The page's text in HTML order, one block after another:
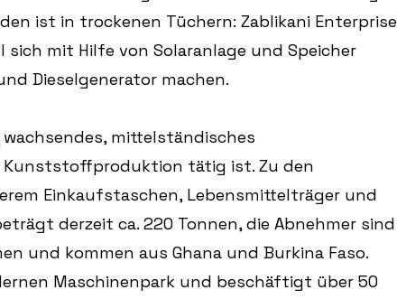
ist in trockenen Tüchern: Zablikani Enterprise
sich mit Hilfe von Solaranlage und Speicher
Dieselgenerator machen.
mittelständisches
Kunststoffproduktion tätig ist. Zu den
Einkaufstaschen, Lebensmittelträger und
derzeit ca. 220 Tonnen, die Abnehmer sind
und kommen aus Ghana und Burkina Faso.
Maschinenpark und beschäftigt über 50